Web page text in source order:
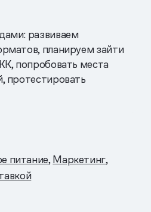
развиваем
планируем зайти
попробовать места
протестировать
питание Маркетинг